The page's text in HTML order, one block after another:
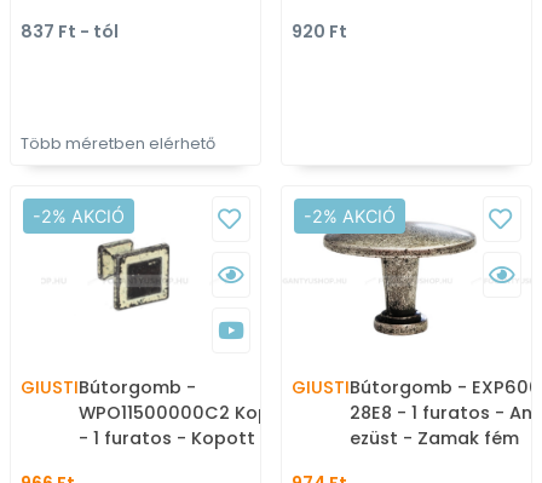
vintage fém
837 Ft - tól
Több méretben elérhető
920 Ft
-2% AKCIÓ
GIUSTIBútorgomb -
WPO11500000C2 Kopott
- 1 furatos - Kopott
-2% AKCIÓ
GIUSTIBútorgomb -
28E8 - 1 furatos -
ezüst - Zamak fém